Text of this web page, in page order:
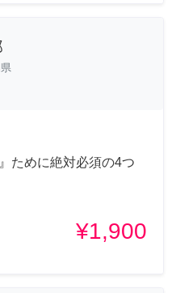
ために絶対必須の4つ
¥1,900